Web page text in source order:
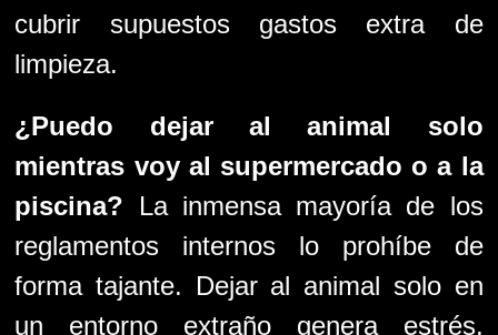
cubrir supuestos gastos extra de
limpieza.
¿Puedo dejar al animal solo
mientras voy al supermercado o a la
piscina? La inmensa mayoría de los
reglamentos internos lo prohíbe de
forma tajante. Dejar al animal solo en
un entorno extraño genera estrés,